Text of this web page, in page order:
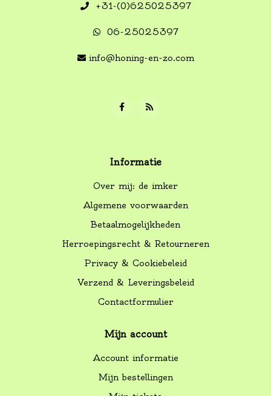
+31-(0)625025397
06-25025397
info@honing-en-zo.com
Informatie
Over mij: de imker
Algemene voorwaarden
Betaalmogelijkheden
Herroepingsrecht & Retourneren
Privacy & Cookiebeleid
Verzend & Leveringsbeleid
Contactformulier
Mijn account
Account informatie
Mijn bestellingen